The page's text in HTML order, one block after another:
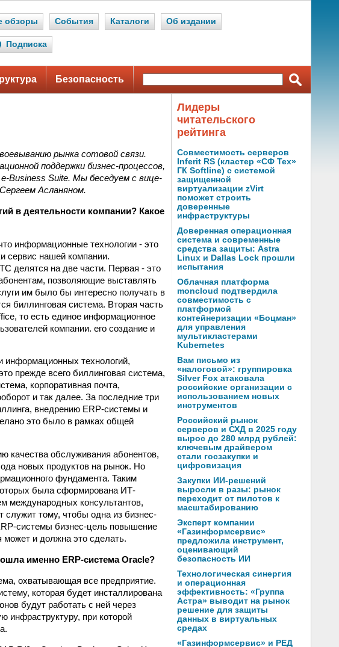
обзоры События Каталоги Об издании
Подписка
Безопасность
рынка сотовой связи.
поддержки бизнес-процессов,
Business Suite. Мы беседуем с вице-
Асланяном.
в деятельности компании? Какое
информационные технологии - это
сервис нашей компании.
делятся на две части. Первая - это
позволяющие выставлять
им было бы интересно получать в
биллинговая система. Вторая часть
то есть единое информационное
компании. его создание и
информационных технологий,
прежде всего биллинговая система,
корпоративная почта,
и так далее. За последние три
внедрению ERP-системы и
это было в рамках общей
качества обслуживания абонентов,
новых продуктов на рынок. Но
фундамента. Таким
была сформирована ИТ-
международных консультантов,
тому, чтобы одна из бизнес-
системы бизнес-цель повышение
может и должна это сделать.
именно ERP-система Oracle?
охватывающая все предприятие.
которая будет инсталлирована
будут работать с ней через
инфраструктуру, при которой
Лидеры
читательского
рейтинга
Совместимость серверов
Inferit RS (кластер «СФ Тех»
ГК Softline) с системой
защищенной
виртуализации zVirt
поможет строить
доверенные
инфраструктуры
Доверенная операционная
система и современные
средства защиты: Astra
Linux и Dallas Lock прошли
испытания
Облачная платформа
moncloud подтвердила
совместимость с
платформой
контейнеризации «Боцман»
для управления
мультикластерами
Kubernetes
Вам письмо из
«налоговой»: группировка
Silver Fox атаковала
российские организации с
использованием новых
инструментов
Российский рынок
серверов и СХД в 2025 году
вырос до 280 млрд рублей:
ключевым драйвером
стали госзакупки и
цифровизация
Закупки ИИ-решений
выросли в разы: рынок
переходит от пилотов к
масштабированию
Эксперт компании
«Газинформсервис»
предложила инструмент,
оценивающий
безопасность ИИ
Технологическая синергия
и операционная
эффективность: «Группа
Астра» выводит на рынок
решение для защиты
данных в виртуальных
средах
«Газинформсервис» и РЕД